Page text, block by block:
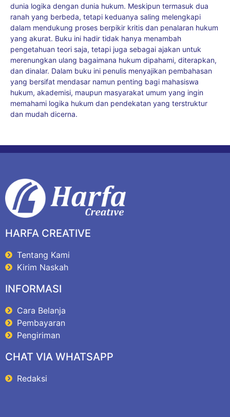
dunia logika dengan dunia hukum. Meskipun termasuk dua
ranah yang berbeda, tetapi keduanya saling melengkapi
dalam mendukung proses berpikir kritis dan penalaran hukum
yang akurat. Buku ini hadir tidak hanya menambah
pengetahuan teori saja, tetapi juga sebagai ajakan untuk
merenungkan ulang bagaimana hukum dipahami, diterapkan,
dan dinalar. Dalam buku ini penulis menyajikan pembahasan
yang bersifat mendasar namun penting bagi mahasiswa
hukum, akademisi, maupun masyarakat umum yang ingin
memahami logika hukum dan pendekatan yang terstruktur
dan mudah dicerna.
HARFA CREATIVE
Tentang Kami
Kirim Naskah
INFORMASI
Cara Belanja
Pembayaran
Pengiriman
CHAT VIA WHATSAPP
Redaksi